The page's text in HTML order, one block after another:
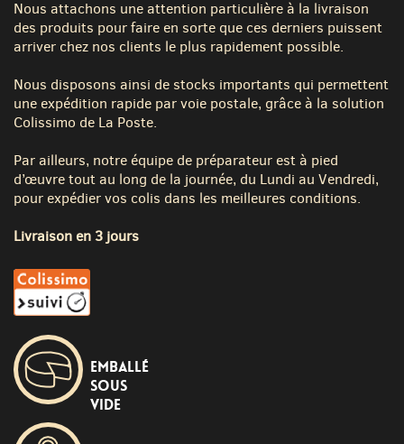
Nous attachons une attention particulière à la livraison
des produits pour faire en sorte que ces derniers puissent
arriver chez nos clients le plus rapidement possible.
Nous disposons ainsi de stocks importants qui permettent
une expédition rapide par voie postale, grâce à la solution
Colissimo de La Poste.
Par ailleurs, notre équipe de préparateur est à pied
d’œuvre tout au long de la journée, du Lundi au Vendredi,
pour expédier vos colis dans les meilleures conditions.
Livraison en 3 jours
Emballé
sous
vide